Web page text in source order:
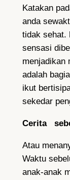
Katakan
anda
tidak sehat.
sensasi
menjadikan
adalah
ikut
sekedar
Cerita
Atau
Waktu
anak-anak